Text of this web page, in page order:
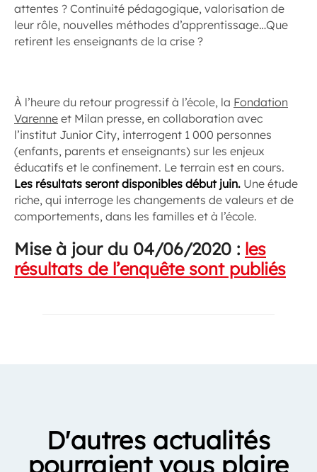
attentes ? Continuité pédagogique, valorisation de
leur rôle, nouvelles méthodes d’apprentissage…Que
retirent les enseignants de la crise ?
À l’heure du retour progressif à l’école, la Fondation
Varenne et Milan presse, en collaboration avec
l’institut Junior City, interrogent 1 000 personnes
(enfants, parents et enseignants) sur les enjeux
éducatifs et le confinement. Le terrain est en cours.
Les résultats seront disponibles début juin. Une étude
riche, qui interroge les changements de valeurs et de
comportements, dans les familles et à l’école.
Mise à jour du 04/06/2020 : les
résultats de l’enquête sont publiés
D'autres actualités
pourraient vous plaire